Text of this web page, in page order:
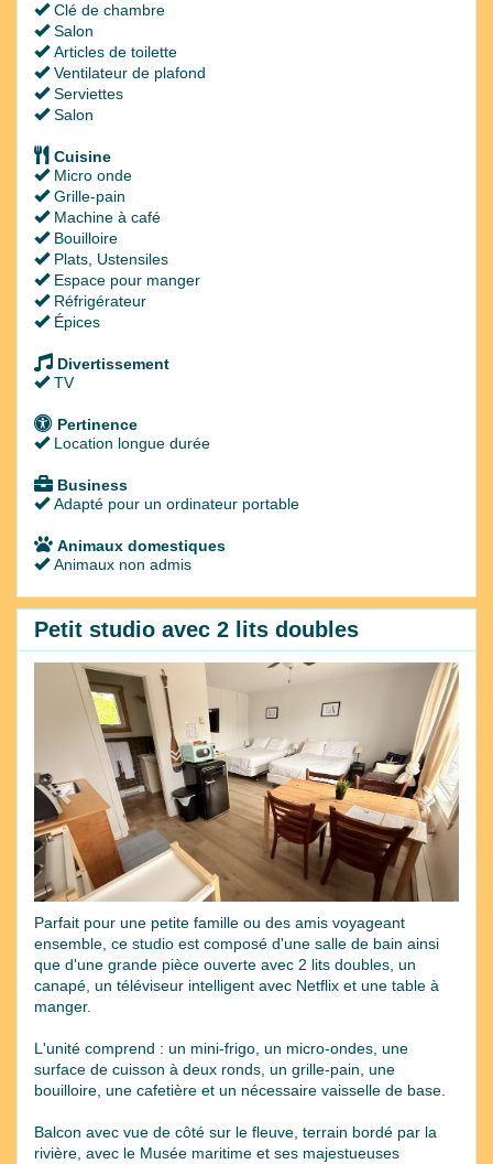
Clé de chambre
Salon
Articles de toilette
Ventilateur de plafond
Serviettes
Salon
Cuisine
Micro onde
Grille-pain
Machine à café
Bouilloire
Plats, Ustensiles
Espace pour manger
Réfrigérateur
Épices
Divertissement
TV
Pertinence
Location longue durée
Business
Adapté pour un ordinateur portable
Animaux domestiques
Animaux non admis
Petit studio avec 2 lits doubles
Previous
Next
Parfait pour une petite famille ou des amis voyageant
ensemble, ce studio est composé d'une salle de bain ainsi
que d'une grande pièce ouverte avec 2 lits doubles, un
canapé, un téléviseur intelligent avec Netflix et une table à
manger.
L'unité comprend : un mini-frigo, un micro-ondes, une
surface de cuisson à deux ronds, un grille-pain, une
bouilloire, une cafetière et un nécessaire vaisselle de base.
Balcon avec vue de côté sur le fleuve, terrain bordé par la
rivière, avec le Musée maritime et ses majestueuses